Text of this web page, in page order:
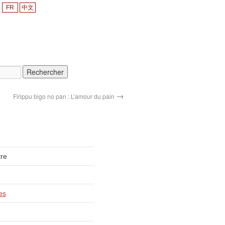
FR 中文
Firippu bigo no pan : L’amour du pain →